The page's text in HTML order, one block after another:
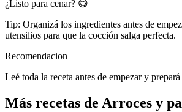
¿Listo para cenar? 😋
Tip: Organizá los ingredientes antes de
utensilios para que la cocción salga perfecta.
Recomendacion
Leé toda la receta antes de empezar y
Más recetas de Arroces y